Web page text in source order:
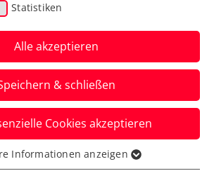
Auch Novak und
es beim ATP-Challenger
Achtelfinalkrachern mit rot-
/ Redaktion, 18.09.2024
Statistiken
Alle akzeptieren
& schließen
Cookies akzeptieren
werden für grundlegende
Informationen anzeigen